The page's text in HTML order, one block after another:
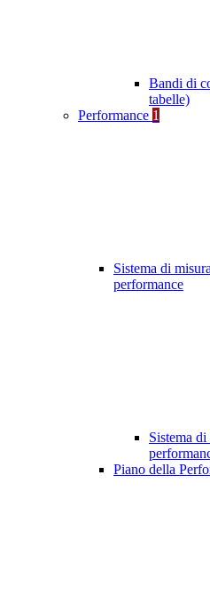
Bandi di
tabelle)
Performance 1
Sistema di
performance
Sistema
Piano della